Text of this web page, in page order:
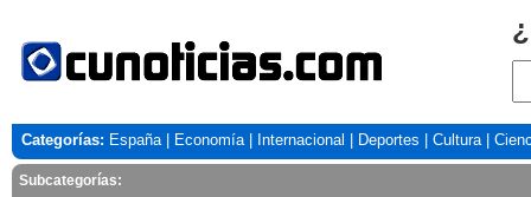
Categorías: España| Economía| Internacional Deportes Cultura|
Subcategorías: